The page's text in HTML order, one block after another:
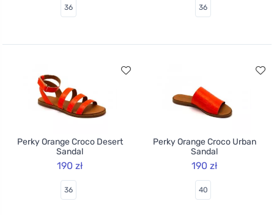
36 36
Perky Orange Croco Desert
Sandal
190 zł
36
Perky Orange Croco Urban
Sandal
190 zł
40